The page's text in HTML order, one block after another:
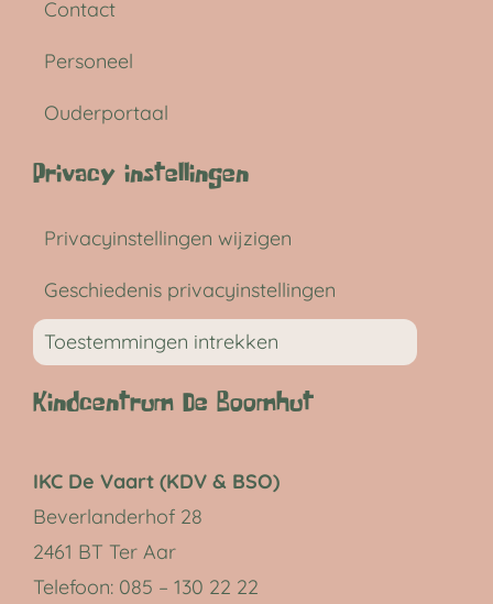
Contact
Personeel
Ouderportaal
Privacy instellingen
Privacyinstellingen wijzigen
Geschiedenis privacyinstellingen
Toestemmingen intrekken
Kindcentrum De Boomhut
IKC De Vaart (KDV & BSO)
Beverlanderhof 28
2461 BT Ter Aar
Telefoon: 085 – 130 22 22